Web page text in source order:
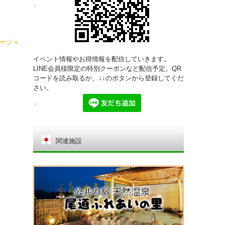
ジ »
イベント情報やお得情報を配信していきます。
LINE会員様限定の特別クーポンなど配信予定。QR
コードを読み取るか、↓↓のボタンから登録してくだ
さい。
関連施設